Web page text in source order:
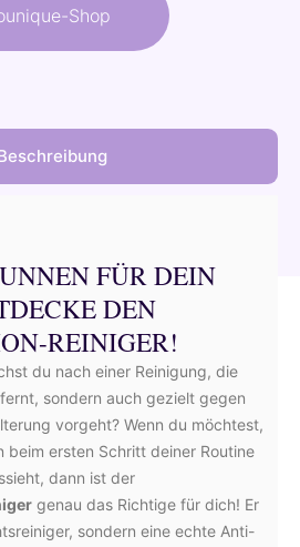
Shop
FÜR DEIN
DEN
REINIGER!
du nach einer Reinigung, die
sondern auch gezielt gegen
vorgeht? Wenn du möchtest,
beim ersten Schritt deiner Routine
dann ist der
genau das Richtige für dich! Er
sondern eine echte Anti-